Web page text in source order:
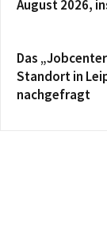
August 2026,
Das
Standort in
nachgefragt